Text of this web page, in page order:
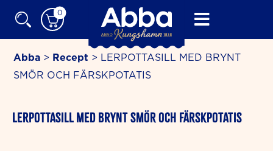
0
Abba > Recept > LERPOTTASILL MED BRYNT
SMÖR OCH FÄRSKPOTATIS
LERPOTTASILL MED BRYNT SMÖR OCH FÄRSKPOTATIS